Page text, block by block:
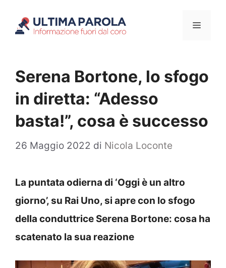
Menu
Serena Bortone, lo sfogo
in diretta: “Adesso
basta!”, cosa è successo
26 Maggio 2022 di Nicola Loconte
La puntata odierna di ‘Oggi è un altro
giorno’, su Rai Uno, si apre con lo sfogo
della conduttrice Serena Bortone: cosa ha
scatenato la sua reazione